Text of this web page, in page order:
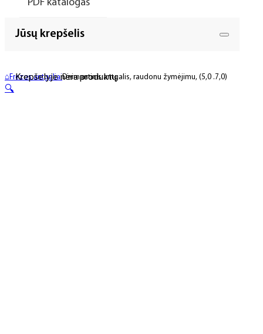
PDF katalogas
Jūsų krepšelis
Krepšelyje nėra produktų.
⌂ Frezos antgaliaiDeimantinis antgalis, raudonu žymėjimu, (5,0 .7,0)
🔍